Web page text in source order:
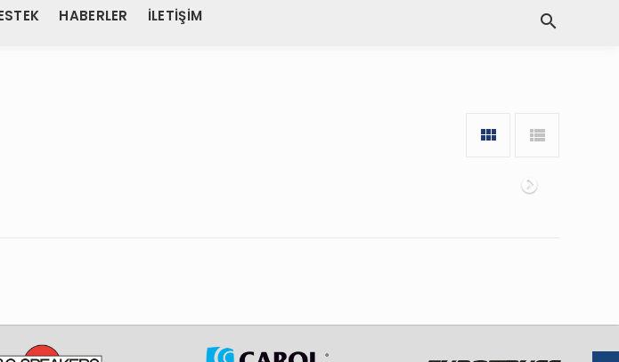
HABERLER İLETİŞİM
Sonraki